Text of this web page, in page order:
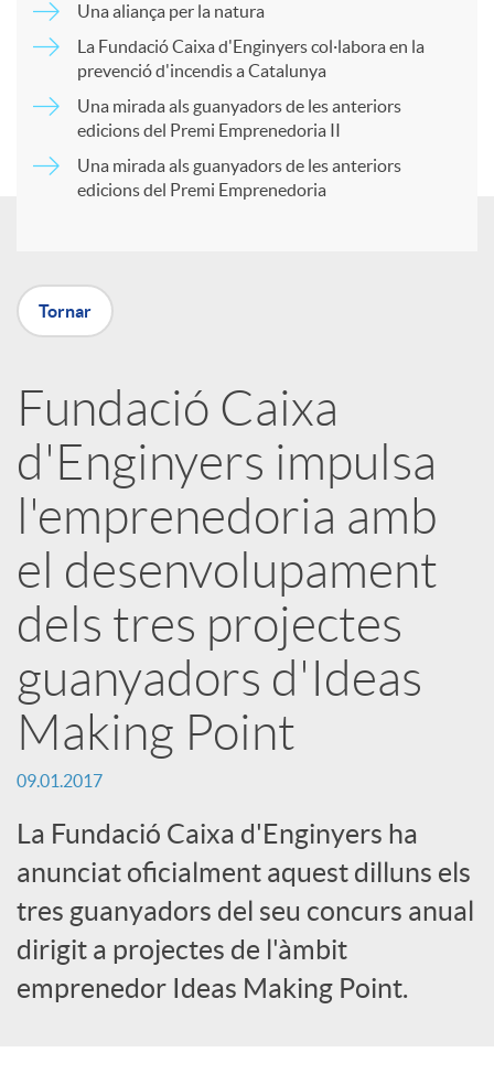
g
s
a
r
t
r
a
X
a
r
x
e
s
S
o
Una aliança per la natura
La Fundació Caixa d'Enginyers col·labora en la
prevenció d'incendis a Catalunya
Una mirada als guanyadors de les anteriors
edicions del Premi Emprenedoria II
Una mirada als guanyadors de les anteriors
edicions del Premi Emprenedoria
Tornar
Fundació Caixa
d'Enginyers impulsa
l'emprenedoria amb
el desenvolupament
dels tres projectes
guanyadors d'Ideas
Making Point
09.01.2017
La Fundació Caixa d'Enginyers ha
anunciat oficialment aquest dilluns els
tres guanyadors del seu concurs anual
dirigit a projectes de l'àmbit
emprenedor Ideas Making Point.